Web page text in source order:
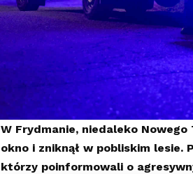
W Frydmanie, niedaleko
okno i zniknął w pobliskim lesie.
którzy poinformowali o